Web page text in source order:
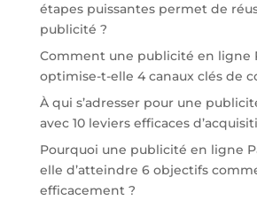
étapes puissantes permet de
publicité ?
Comment une publicité en ligne
optimise-t-elle 4 canaux clés de
À qui s’adresser pour une
avec 10 leviers efficaces
Pourquoi une publicité en ligne
elle d’atteindre 6 objectifs
efficacement ?